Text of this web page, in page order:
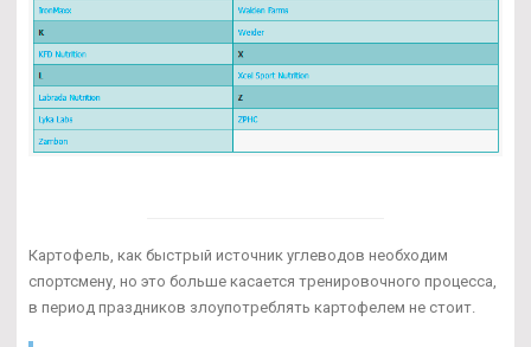
Картофель, как быстрый источник углеводов необходим
спортсмену, но это больше касается тренировочного процесса,
в период праздников злоупотреблять картофелем не стоит.